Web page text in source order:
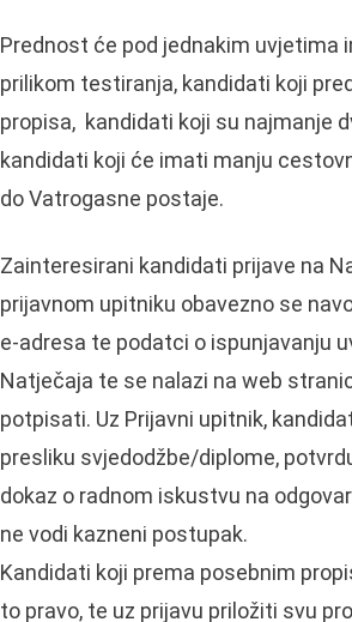
Prednost će pod jednakim uvjetima
prilikom testiranja, kandidati koji
propisa, kandidati koji su najmanje
kandidati koji će imati manju
do Vatrogasne postaje.
Zainteresirani kandidati prijave na
prijavnom upitniku obavezno se
e-adresa te podatci o ispunjavanju
Natječaja te se nalazi na web
potpisati. Uz Prijavni upitnik,
presliku svjedodžbe/diplome,
dokaz o radnom iskustvu na
ne vodi kazneni postupak.
Kandidati koji prema posebnim
to pravo, te uz prijavu priložiti svu